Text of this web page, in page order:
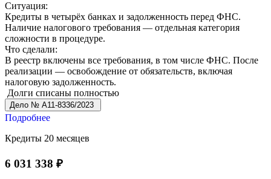
Ситуация:
Кредиты в четырёх банках и задолженность перед ФНС.
Наличие налогового требования — отдельная категория
сложности в процедуре.
Что сделали:
В реестр включены все требования, в том числе ФНС. После
реализации — освобождение от обязательств, включая
налоговую задолженность.
Долги списаны полностью
Дело № А11-8336/2023
Подробнее
Кредиты 20 месяцев
6 031 338 ₽